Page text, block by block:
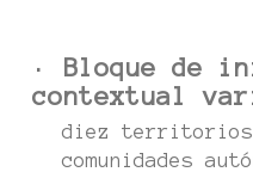
· Bloque de
contextual
diez
comunidades